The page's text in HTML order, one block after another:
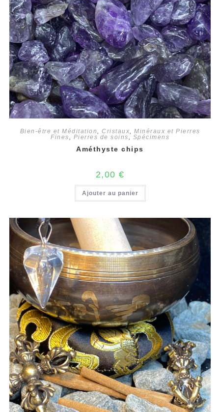
Bien-être et Méditation, Cristaux, Minéraux et Pierres
Fines, Pierres de soins, Spécimens
Améthyste chips
2,00 €
Ajouter au panier